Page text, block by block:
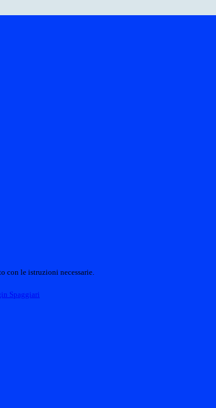
con le istruzioni necessarie.
Spaggiari